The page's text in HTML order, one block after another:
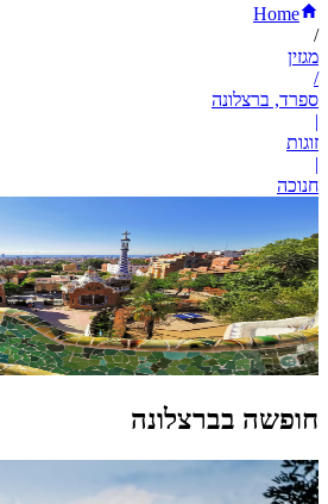
Home
/
מגזין
/
ספרד, ברצלונה
|
זוגות
|
חנוכה
חופשה בברצלונה